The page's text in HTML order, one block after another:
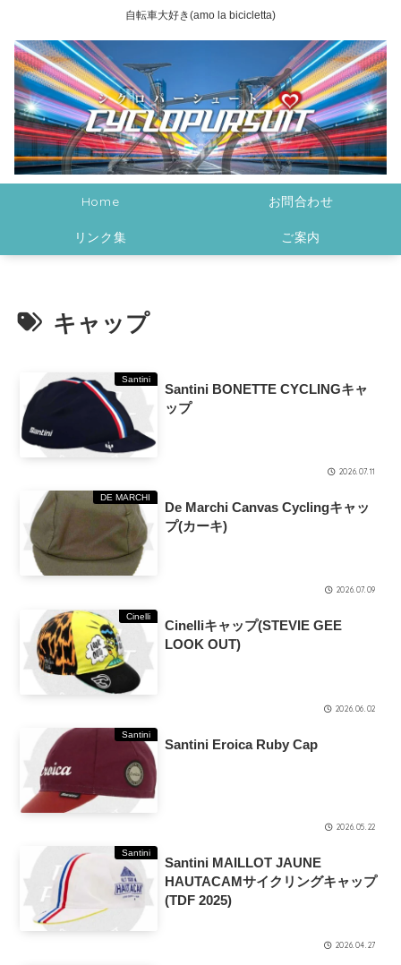
自転車大好き(amo la bicicletta)
Home お問合わせ
リンク集 ご案内
キャップ
Santini
Santini BONETTE CYCLINGキャ
ップ
2026.07.11
DE MARCHI
De Marchi Canvas Cyclingキャッ
プ(カーキ)
2026.07.09
Cinelli
Cinelliキャップ(STEVIE GEE
LOOK OUT)
2026.06.02
Santini
Santini Eroica Ruby Cap
2026.05.22
Santini
Santini MAILLOT JAUNE
HAUTACAMサイクリングキャップ
(TDF 2025)
2026.04.27